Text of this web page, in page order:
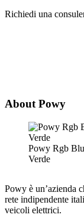
Richiedi una
About Powy
Powy Rgb
Verde
Powy è un’azienda
rete indipendente
veicoli elettrici.